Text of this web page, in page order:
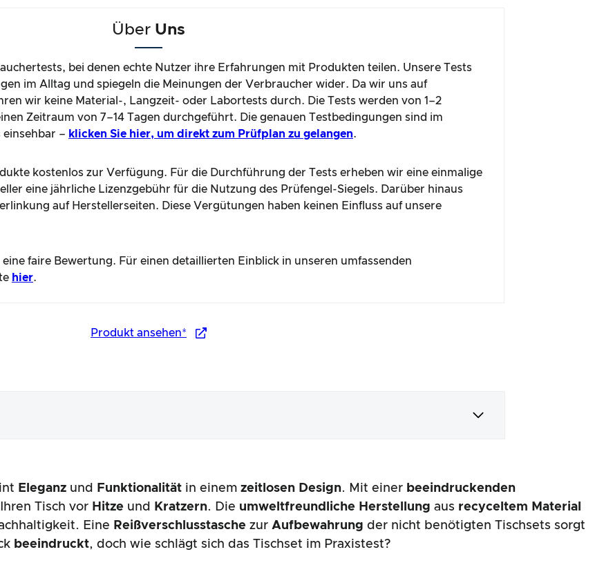
Über Uns
bei denen echte Nutzer ihre Erfahrungen mit Produkten teilen. Unsere Tests
im Alltag und spiegeln die Meinungen der Verbraucher wider. Da wir uns auf
wir keine Material-, Langzeit- oder Labortests durch. Die Tests werden von 1–2
Zeitraum von 7–14 Tagen durchgeführt. Die genauen Testbedingungen sind im
einsehbar – klicken Sie hier, um direkt zum Prüfplan zu gelangen.
kostenlos zur Verfügung. Für die Durchführung der Tests erheben wir eine einmalige
eine jährliche Lizenzgebühr für die Nutzung des Prüfengel-Siegels. Darüber hinaus
auf Herstellerseiten. Diese Vergütungen haben keinen Einfluss auf unsere
faire Bewertung. Für einen detaillierten Einblick in unseren umfassenden
hier.
Produkt ansehen*
Eleganz und Funktionalität in einem zeitlosen Design. Mit einer beeindruckenden
Tisch vor Hitze und Kratzern. Die umweltfreundliche Herstellung aus recyceltem Material
Eine Reißverschlusstasche zur Aufbewahrung der nicht benötigten Tischsets sorgt
beeindruckt, doch wie schlägt sich das Tischset im Praxistest?